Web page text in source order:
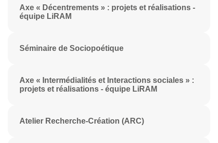
Axe « Décentrements » : projets et réalisations -
équipe LiRAM
Séminaire de Sociopoétique
Axe « Intermédialités et Interactions sociales » :
projets et réalisations - équipe LiRAM
Atelier Recherche-Création (ARC)